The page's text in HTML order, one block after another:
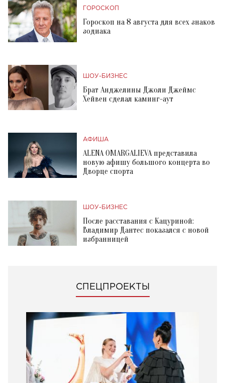
ГОРОСКОП
Гороскоп на 8 августа для всех знаков
зодиака
ШОУ-БИЗНЕС
Брат Анджелины Джоли Джеймс
Хейвен сделал каминг-аут
АФИША
ALENA OMARGALIEVA представила
новую афишу большого концерта во
Дворце спорта
ШОУ-БИЗНЕС
После расставания с Кацуриной:
Владимир Дантес показался с новой
избранницей
СПЕЦПРОЕКТЫ